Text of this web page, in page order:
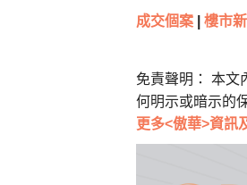
成交個案 樓市
免責聲明： 本文
何明示或暗示的
更多<傲華>資訊